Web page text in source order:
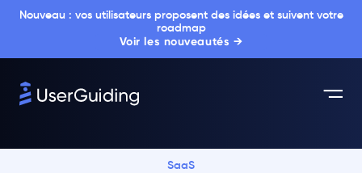
Nouveau : vos utilisateurs proposent des idées et suivent votre
roadmap
Voir les nouveautés →
SaaS